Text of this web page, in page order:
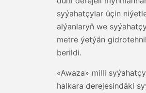
syýahatçylar üçin
alýanlaryň we
metre ýetýän
berildi.
«Awaza» milli
halkara derejesindäki